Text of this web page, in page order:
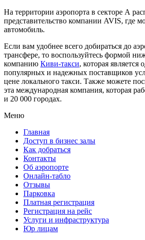
На территории аэропорта в секторе А
представительство компании AVIS, где
автомобиль.
Если вам удобнее всего добираться до
трансфере, то воспользуйтесь формой
компанию Киви-такси, которая
популярных и надежных поставщиков
цене локального такси. Также можете
эта международная компания, которая
и 20 000 городах.
Меню
Главная
Доступ в бизнес залы
Как добраться
Контакты
Об аэропорте
Онлайн-табло
Отзывы
Парковка
Платная регистрация
Регистрация на рейс
Услуги и инфраструктура
Юр лицам